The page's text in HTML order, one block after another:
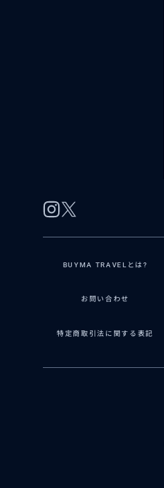
BUYMA TRAVELとは?
お問い合わせ
特定商取引法に関する表記